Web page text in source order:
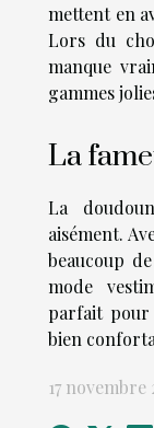
mettent en
Lors du
manque
gammes
La
La
aisément.
beaucoup
mode
parfait pour
bien
17 novembre